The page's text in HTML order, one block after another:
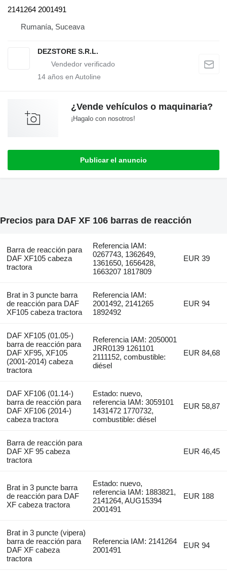
2141264 2001491
Rumanía, Suceava
DEZSTORE S.R.L.
14 años en Autoline
¿Vende vehículos o maquinaria?
¡Hagalo con nosotros!
Publicar el anuncio
Precios para DAF XF 106 barras de reacción
Barra de reacción para
DAF XF105 cabeza
tractora
Referencia IAM:
0267743, 1362649,
1361650, 1656428,
1663207 1817809
EUR 39
Brat in 3 puncte barra
de reacción para DAF
XF105 cabeza tractora
Referencia IAM:
2001492, 2141265
1892492
EUR 94
DAF XF105 (01.05-)
barra de reacción para
DAF XF95, XF105
(2001-2014) cabeza
tractora
Referencia IAM: 2050001
JRR0139 1261101
2111152, combustible:
diésel
EUR 84,68
DAF XF106 (01.14-)
barra de reacción para
DAF XF106 (2014-)
cabeza tractora
Estado: nuevo,
referencia IAM: 3059101
1431472 1770732,
combustible: diésel
EUR 58,87
Barra de reacción para
DAF XF 95 cabeza
tractora
EUR 46,45
Brat in 3 puncte barra
de reacción para DAF
XF cabeza tractora
Estado: nuevo,
referencia IAM: 1883821,
2141264, AUG15394
2001491
EUR 188
Brat in 3 puncte (vipera)
barra de reacción para
DAF XF cabeza
tractora
Referencia IAM: 2141264
2001491
EUR 94